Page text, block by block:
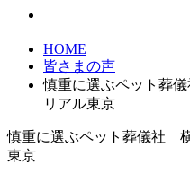
HOME
皆さまの声
慎重に選ぶペット葬
リアル東京
慎重に選ぶペット葬儀社
東京